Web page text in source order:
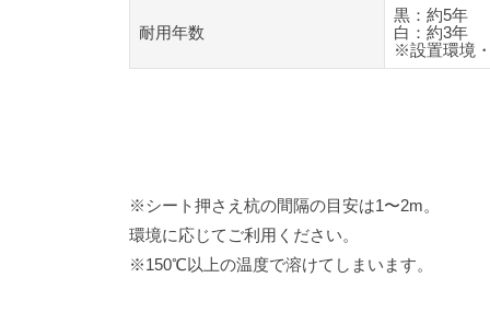
耐用年数
黒：約5年
白：約3年
※設置環境
※シート押さえ杭の間隔の目安は1〜2m。
環境に応じてご利用ください。
※150℃以上の温度で溶けてしまいます。